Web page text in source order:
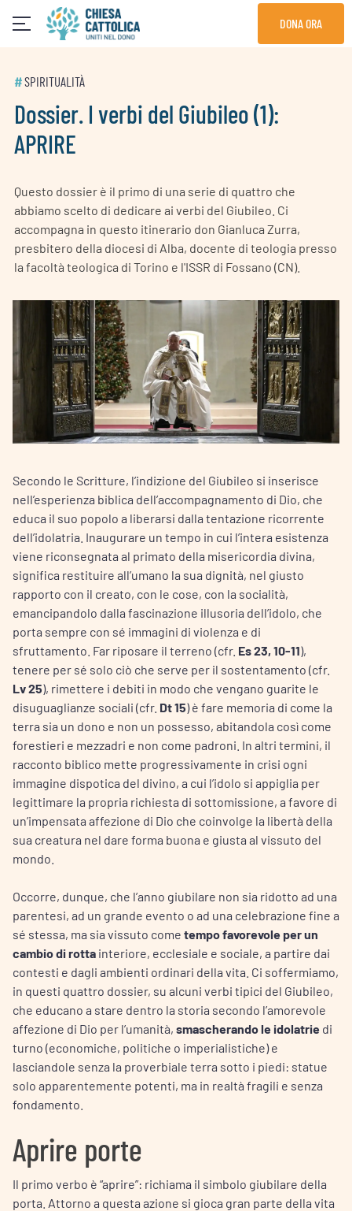
DONA ORA
#SPIRITUALITÀ
Dossier. I verbi del Giubileo (1):
APRIRE
Questo dossier è il primo di una serie di quattro che
abbiamo scelto di dedicare ai verbi del Giubileo. Ci
accompagna in questo itinerario don Gianluca Zurra,
presbitero della diocesi di Alba, docente di teologia presso
la facoltà teologica di Torino e l'ISSR di Fossano (CN).
Secondo le Scritture, l’indizione del Giubileo si inserisce
nell’esperienza biblica dell’accompagnamento di Dio, che
educa il suo popolo a liberarsi dalla tentazione ricorrente
dell’idolatria. Inaugurare un tempo in cui l’intera esistenza
viene riconsegnata al primato della misericordia divina,
significa restituire all’umano la sua dignità, nel giusto
rapporto con il creato, con le cose, con la socialità,
emancipandolo dalla fascinazione illusoria dell’idolo, che
porta sempre con sé immagini di violenza e di
sfruttamento. Far riposare il terreno (cfr. Es 23, 10-11),
tenere per sé solo ciò che serve per il sostentamento (cfr.
Lv 25), rimettere i debiti in modo che vengano guarite le
disuguaglianze sociali (cfr. Dt 15) è fare memoria di come la
terra sia un dono e non un possesso, abitandola così come
forestieri e mezzadri e non come padroni. In altri termini, il
racconto biblico mette progressivamente in crisi ogni
immagine dispotica del divino, a cui l’idolo si appiglia per
legittimare la propria richiesta di sottomissione, a favore di
un’impensata affezione di Dio che coinvolge la libertà della
sua creatura nel dare forma buona e giusta al vissuto del
mondo.
Occorre, dunque, che l’anno giubilare non sia ridotto ad una
parentesi, ad un grande evento o ad una celebrazione fine a
sé stessa, ma sia vissuto come tempo favorevole per un
cambio di rotta interiore, ecclesiale e sociale, a partire dai
contesti e dagli ambienti ordinari della vita. Ci soffermiamo,
in questi quattro dossier, su alcuni verbi tipici del Giubileo,
che educano a stare dentro la storia secondo l’amorevole
affezione di Dio per l’umanità, smascherando le idolatrie di
turno (economiche, politiche o imperialistiche) e
lasciandole senza la proverbiale terra sotto i piedi: statue
solo apparentemente potenti, ma in realtà fragili e senza
fondamento.
Aprire porte
Il primo verbo è “aprire”: richiama il simbolo giubilare della
porta. Attorno a questa azione si gioca gran parte della vita